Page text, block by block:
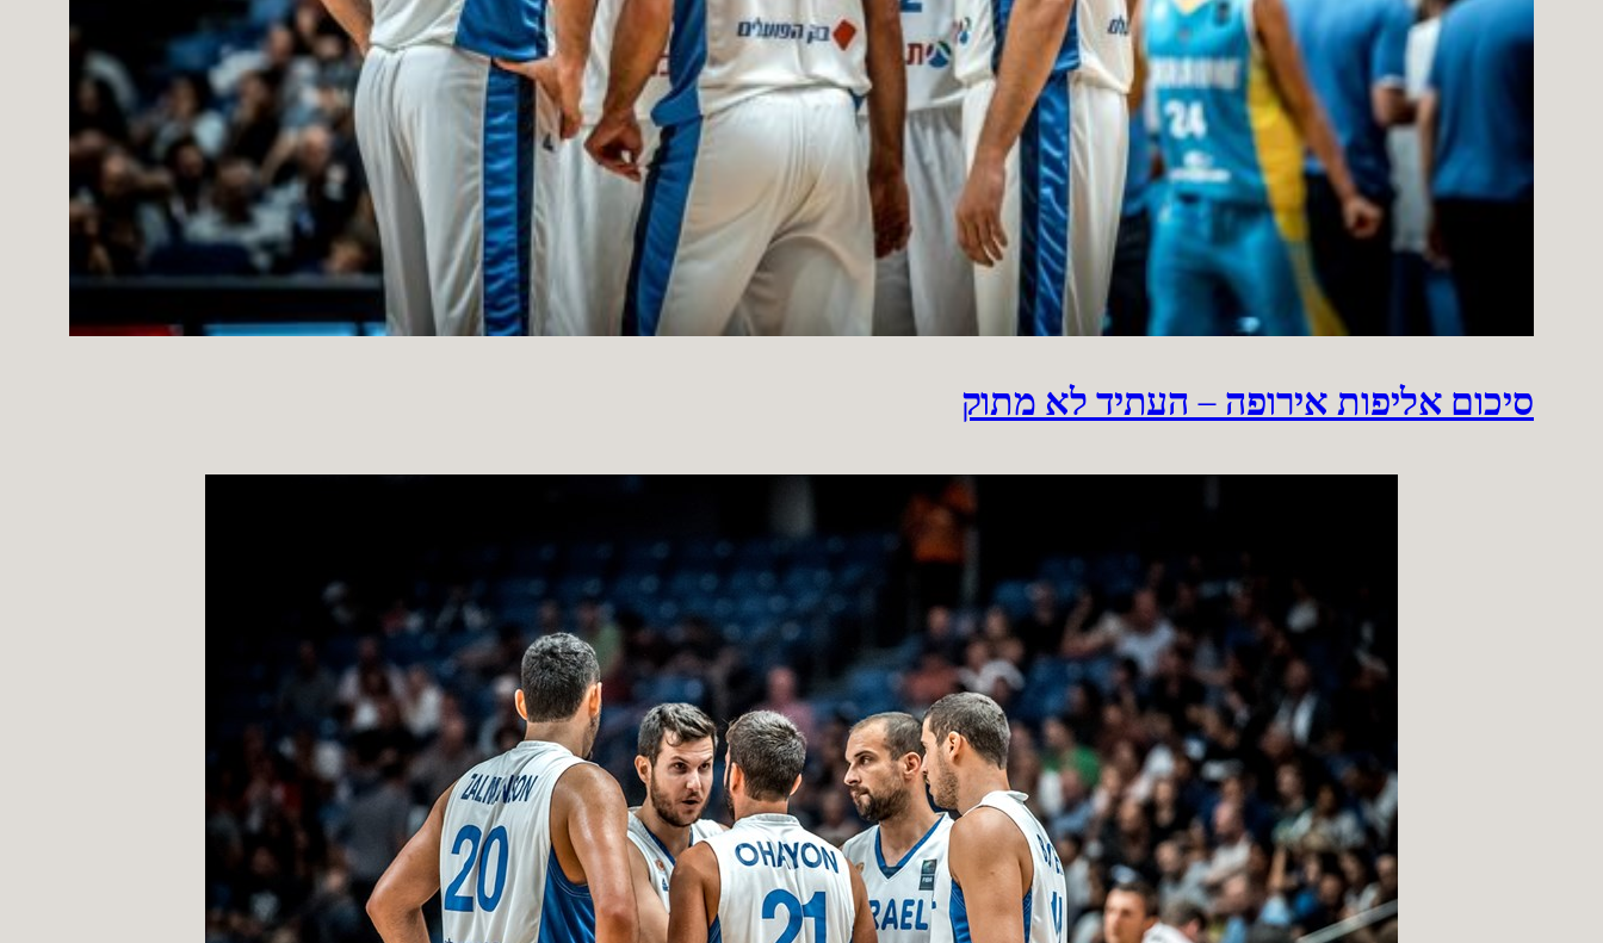
סיכום אליפות אירופה – העתיד לא מתוק